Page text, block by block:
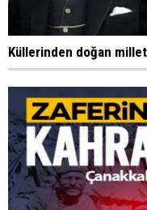
Küllerinden doğan